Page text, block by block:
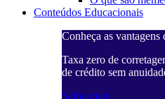
Conteúdos Educacionais
Conheça as vantagens
Taxa zero de
de crédito sem
Saiba mais